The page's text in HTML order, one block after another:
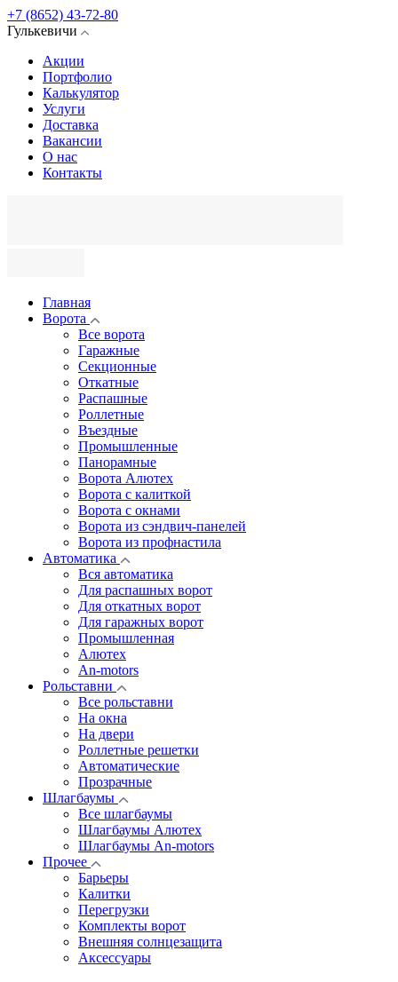
+7 (8652) 43-72-80
Гулькевичи
Акции
Портфолио
Калькулятор
Услуги
Доставка
Вакансии
О нас
Контакты
Главная
Ворота
Все ворота
Гаражные
Секционные
Откатные
Распашные
Роллетные
Въездные
Промышленные
Панорамные
Ворота Алютех
Ворота с калиткой
Ворота c окнами
Ворота из сэндвич-панелей
Ворота из профнастила
Автоматика
Вся автоматика
Для распашных ворот
Для откатных ворот
Для гаражных ворот
Промышленная
Алютех
An-motors
Рольставни
Все рольставни
На окна
На двери
Роллетные решетки
Автоматические
Прозрачные
Шлагбаумы
Все шлагбаумы
Шлагбаумы Алютех
Шлагбаумы An-motors
Прочее
Барьеры
Калитки
Перегрузки
Комплекты ворот
Внешняя солнцезащита
Аксессуары